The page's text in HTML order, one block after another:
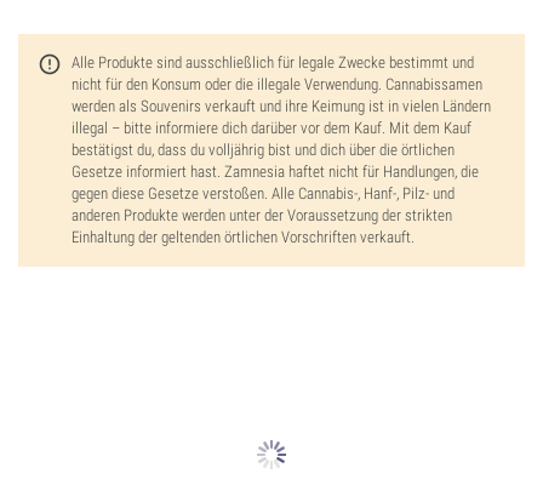
Alle Produkte sind ausschließlich für legale Zwecke bestimmt und
nicht für den Konsum oder die illegale Verwendung. Cannabissamen
werden als Souvenirs verkauft und ihre Keimung ist in vielen Ländern
illegal – bitte informiere dich darüber vor dem Kauf. Mit dem Kauf
bestätigst du, dass du volljährig bist und dich über die örtlichen
Gesetze informiert hast. Zamnesia haftet nicht für Handlungen, die
gegen diese Gesetze verstoßen. Alle Cannabis-, Hanf-, Pilz- und
anderen Produkte werden unter der Voraussetzung der strikten
Einhaltung der geltenden örtlichen Vorschriften verkauft.